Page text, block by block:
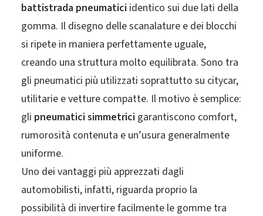
battistrada pneumatici identico sui due lati della
gomma. Il disegno delle scanalature e dei blocchi
si ripete in maniera perfettamente uguale,
creando una struttura molto equilibrata. Sono tra
gli pneumatici più utilizzati soprattutto su citycar,
utilitarie e vetture compatte. Il motivo è semplice:
gli pneumatici simmetrici garantiscono comfort,
rumorosità contenuta e un’usura generalmente
uniforme.
Uno dei vantaggi più apprezzati dagli
automobilisti, infatti, riguarda proprio la
possibilità di invertire facilmente le gomme tra